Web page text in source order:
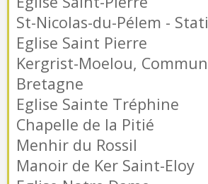
St-Nicolas-du-Pélem -
Eglise Saint Pierre
Kergrist-Moelou,
Bretagne
Eglise Sainte Tréphine
Chapelle de la Pitié
Menhir du Rossil
Manoir de Ker Saint-Eloy